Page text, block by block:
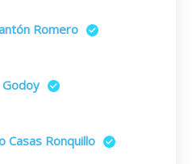
Romero
Casas Ronquillo